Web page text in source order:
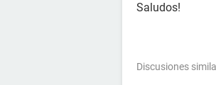
Saludos!
Discusiones